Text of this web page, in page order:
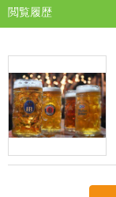
閲覧履歴